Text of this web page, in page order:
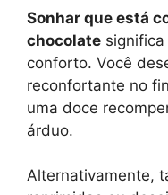
Sonhar que está
chocolate
conforto. Você
reconfortante no
uma doce
árduo.
Alternativamente,